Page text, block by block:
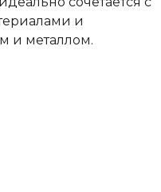
и
и металлом.